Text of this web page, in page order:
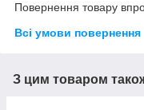
Повернення товару
Всі умови повернення
З цим товаром